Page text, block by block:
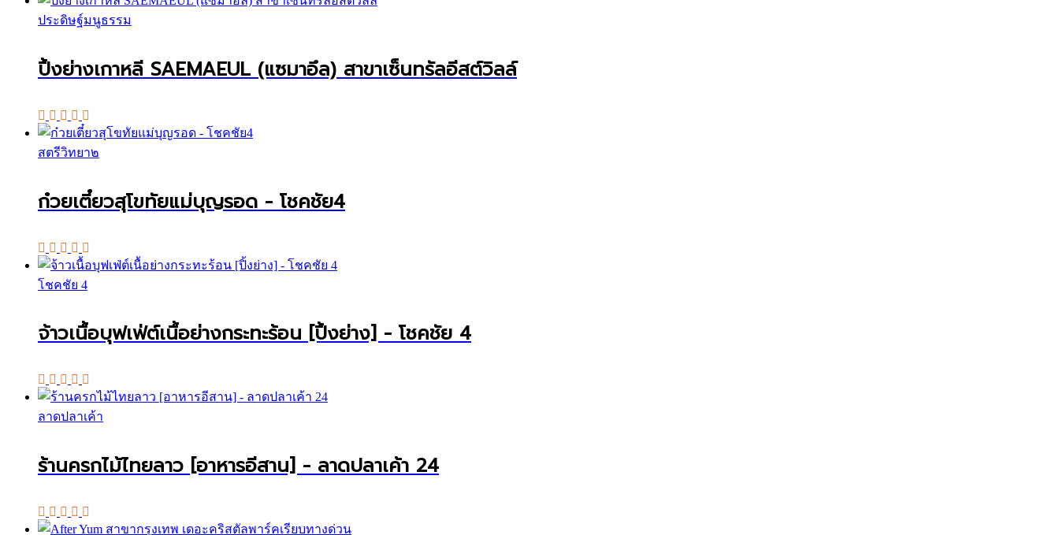
ประดิษฐ์มนูธรรม
ปิ้งย่างเกาหลี SAEMAEUL (แซมาอึล) สาขาเซ็นทรัลอีสต์วิลล์
สตรีวิทยา๒
ก๋วยเตี๋ยวสุโขทัยแม่บุญรอด - โชคชัย4
โชคชัย 4
จ้าวเนื้อบุฟเฟ่ต์เนื้อย่างกระทะร้อน [ปิ้งย่าง] - โชคชัย 4
ลาดปลาเค้า
ร้านครกไม้ไทยลาว [อาหารอีสาน] - ลาดปลาเค้า 24